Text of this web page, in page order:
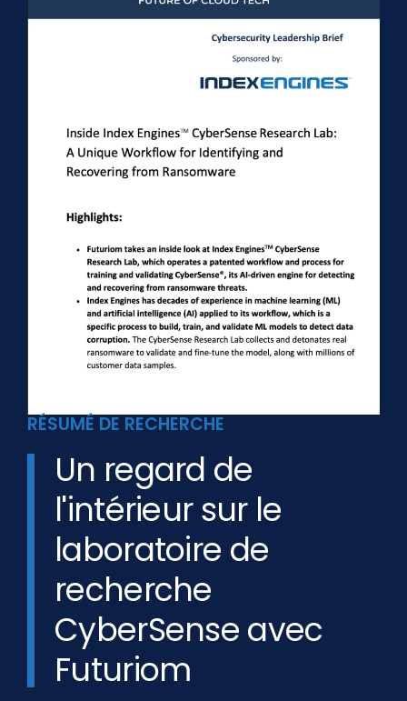
RÉSUMÉ DE RECHERCHE
Un regard de
l'intérieur sur le
laboratoire de
recherche
CyberSense avec
Futuriom